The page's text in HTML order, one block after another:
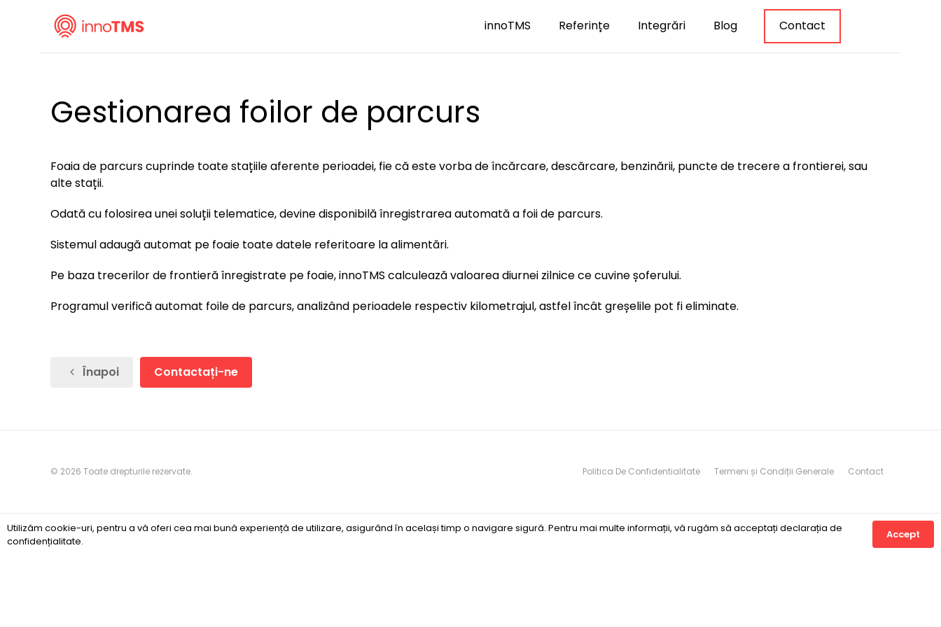
innoTMS Referințe Integrări Blog Contact
Gestionarea foilor de parcurs
Foaia de parcurs cuprinde toate stațiile aferente perioadei, fie că este vorba de încărcare, descărcare, benzinării, puncte de trecere a frontierei, sau
alte stații.
Odată cu folosirea unei soluții telematice, devine disponibilă înregistrarea automată a foii de parcurs.
Sistemul adaugă automat pe foaie toate datele referitoare la alimentări.
Pe baza trecerilor de frontieră înregistrate pe foaie, innoTMS calculează valoarea diurnei zilnice ce cuvine șoferului.
Programul verifică automat foile de parcurs, analizând perioadele respectiv kilometrajul, astfel încât greșelile pot fi eliminate.
Înapoi Contactați-ne
© 2026 Toate drepturile rezervate. Politica De Confidentialitate Termeni și Condiții Generale Contact
Utilizăm cookie-uri, pentru a vă oferi cea mai bună experiență de utilizare, asigurând în același timp o navigare sigură. Pentru mai multe informații, vă rugăm să acceptați declarația de
confidențialitate. Accept